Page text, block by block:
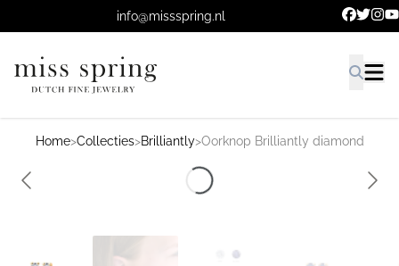
Ga naar de hoofdinhoud.info@missspring.nl
Home>Collecties>Brilliantly>Oorknop Brilliantly diamond